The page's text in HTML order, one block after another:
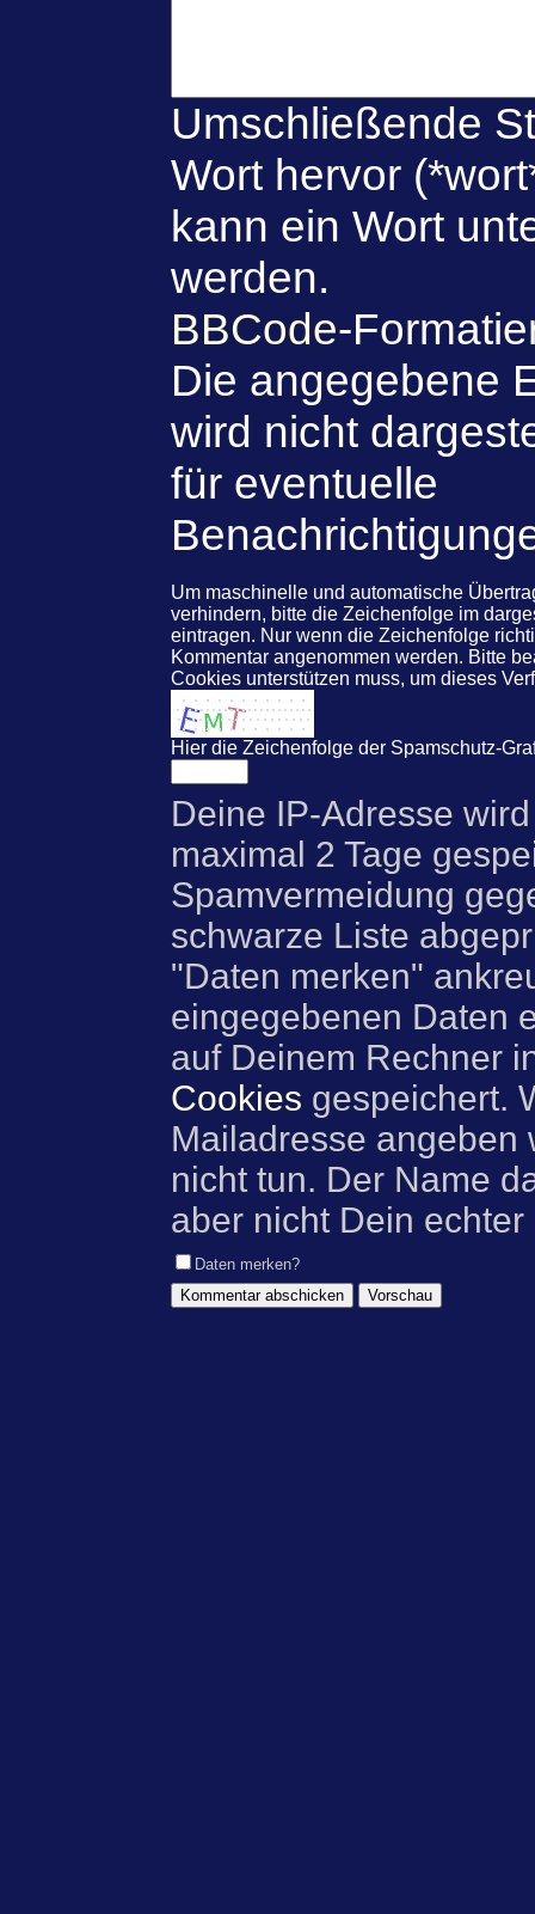
Umschließende
Wort hervor
kann ein Wort
werden.
BBCode-
Die angegebene
wird nicht
für eventuelle
Um maschinelle und automatische
verhindern, bitte die Zeichenfolge im
eintragen. Nur wenn die Zeichenfolge
Kommentar angenommen werden. Bitte
Cookies unterstützen muss, um dieses
Hier die Zeichenfolge der Spamschutz-
Deine IP-Adresse
maximal 2 Tage
Spamvermeidung
schwarze Liste
"Daten merken"
eingegebenen Daten
auf Deinem Rechner
Cookies gespeichert.
Mailadresse angeben
nicht tun. Der Name
aber nicht Dein
Daten merken?